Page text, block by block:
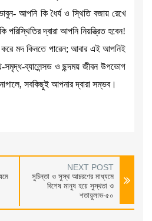
আপনি কি ধৈর্য ও স্থিতি বজায় রেখে
পরিস্থিতির দ্বারা আপনি নিয়ন্ত্রিত হবেন!
মদ কিনতে পারেন; আবার এই আপনিই
সমৃদ্ধ-ব্যালেন্সড ও ছন্দময় জীবন উপভোগ
সবকিছুই আপনার দ্বারা সম্ভব।
NEXT POST
সুচিন্তা ও সুস্থ আচরণের মাধ্যমে
বিশেষ মানুষ হয়ে সুস্থতা ও
শতায়ুলাভ-৫০